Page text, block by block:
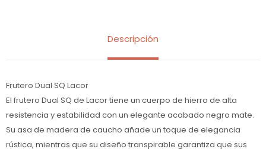
Descripción
Frutero Dual SQ Lacor
El frutero Dual SQ de Lacor tiene un cuerpo de hierro de alta
resistencia y estabilidad con un elegante acabado negro mate.
Su asa de madera de caucho añade un toque de elegancia
rústica, mientras que su diseño transpirable garantiza que sus